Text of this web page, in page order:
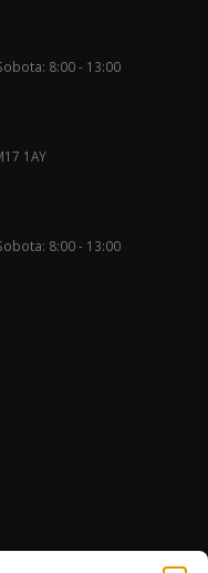
8:00 - 13:00
1AY
8:00 - 13:00